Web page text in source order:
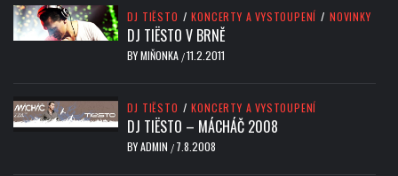
DJ TIËSTO / KONCERTY A VYSTOUPENÍ / NOVINKY
DJ TIËSTO V BRNĚ
BYMIŇONKA /11.2.2011
DJ TIËSTO / KONCERTY A VYSTOUPENÍ
DJ TIËSTO – MÁCHÁČ 2008
BYADMIN / 7.8.2008